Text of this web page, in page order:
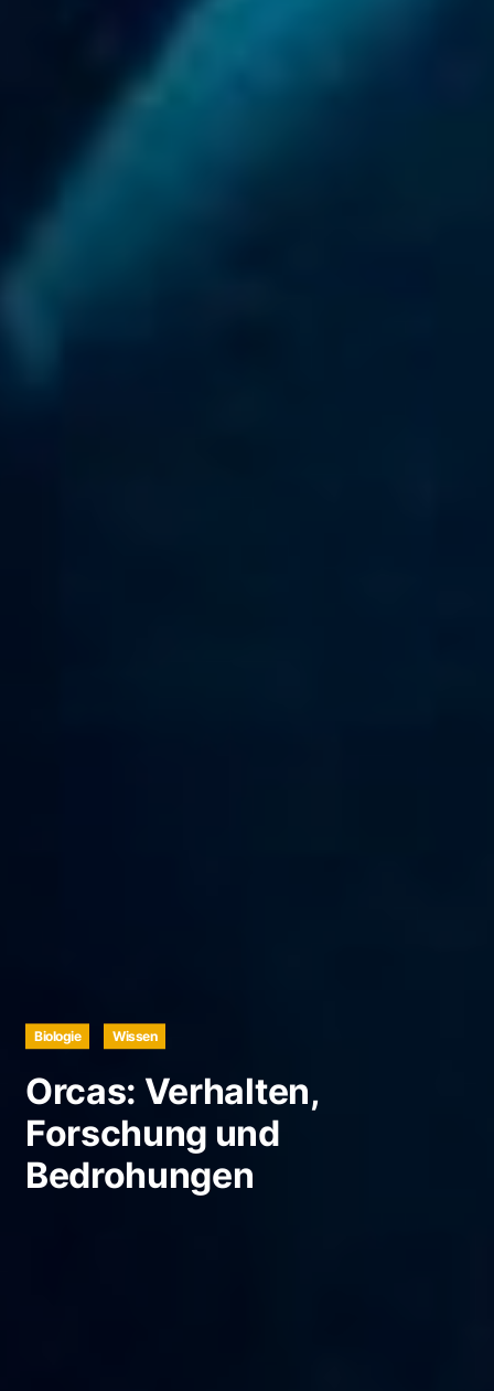
Biologie Wissen
Orcas: Verhalten,
Forschung und
Bedrohungen